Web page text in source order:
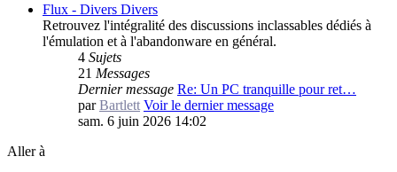
Flux - Divers Divers
Retrouvez l'intégralité des discussions inclassables dédiés à
l'émulation et à l'abandonware en général.
4 Sujets
21 Messages
Dernier message Re: Un PC tranquille pour ret…
parBartlett Voir le dernier message
sam. 6 juin 2026 14:02
Aller à